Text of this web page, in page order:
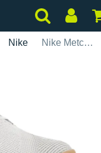
Nike Nike Metcon 10